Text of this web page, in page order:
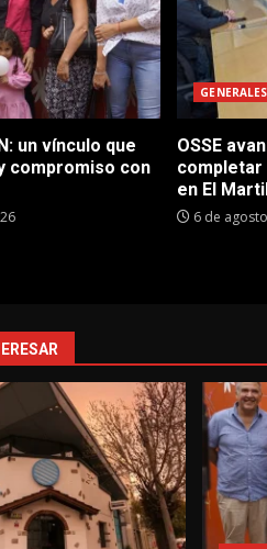
un vínculo que
compromiso con
GENERALES
OSSE
completar
en El
6 de